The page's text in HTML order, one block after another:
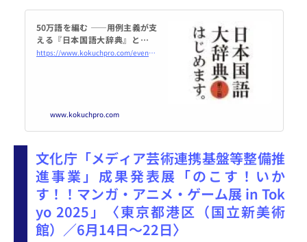
50万語を編む ――用例主義が支
える『日本国語大辞典』とその
歴史 2025年6月10日（オンライ
https://www.kokuchpro.com/event/20250610/
www.kokuchpro.com
文化庁「メディア芸術連携基盤等整備推
進事業」成果発表展「のこす！いか
す！！マンガ・アニメ・ゲーム展 in Tok
yo 2025」〈東京都港区（国立新美術
館）／6月14日～22日〉